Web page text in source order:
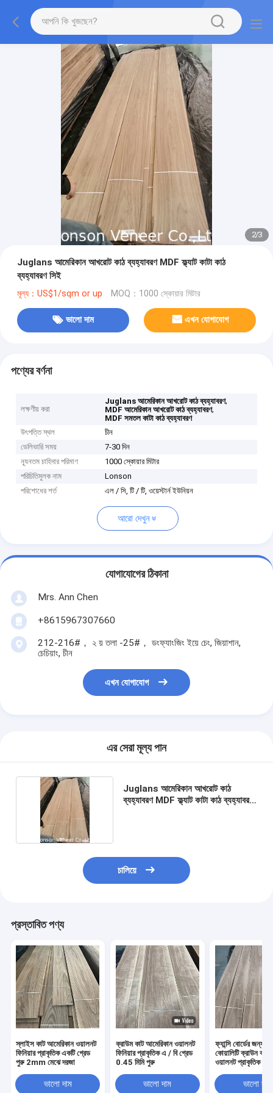
2/3
Juglans আমেরিকান আখরোট কাঠ ব্যহ্যাবরণ MDF ফ্ল্যাট কাটা কাঠ
ব্যহ্যাবরণ সিই
মূল্য：US$1/sqm or up MOQ：1000 স্কোয়ার মিটার
ভালো দাম এখন যোগাযোগ
পণ্যের বর্ণনা
লক্ষণীয় করা
Juglans আমেরিকান আখরোট কাঠ ব্যহ্যাবরণ,
MDF আমেরিকান আখরোট কাঠ ব্যহ্যাবরণ,
MDF সমতল কাটা কাঠ ব্যহ্যাবরণ
উৎপত্তি স্থল
চীন
ডেলিভারি সময়
7-30 দিন
ন্যূনতম চাহিদার পরিমাণ
1000 স্কোয়ার মিটার
পরিচিতিমুলক নাম
Lonson
পরিশোধের শর্ত
এল / সি, টি / টি, ওয়েস্টার্ন ইউনিয়ন
আরো দেখুন
যোগাযোগের ঠিকানা
Mrs. Ann Chen
+8615967307660
212-216#， ২ য় তলা -25#， ডংফ্যাংজিং ইয়ে চেং, জিয়াশান,
চেচিয়াং, চীন
এখন যোগাযোগ
এর সেরা মূল্য পান
Juglans আমেরিকান আখরোট কাঠ
ব্যহ্যাবরণ MDF ফ্ল্যাট কাটা কাঠ ব্যহ্যাবরণ
চালিয়ে
প্রস্তাবিত পণ্য
স্লাইস কাট আমেরিকান ওয়ালনট
ফিনিয়ার প্রাকৃতিক একটি গ্রেড
পুরু 2mm মেঝে দরজা
ভালো দাম
ক্রাউম কাট আমেরিকান ওয়ালনট
ফিনিয়ার প্রাকৃতিক এ / বি গ্রেড
0.45 মিমি পুরু
ভালো দাম
ফ্যান্সি বোর্ডের জন্য
কোয়ালিটি ক্রাউন কাট
ওয়ালনট প্রাকৃতিক
ভালো দাম